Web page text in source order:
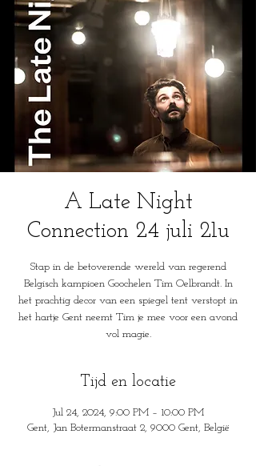
A Late Night
Connection 24 juli 21u
Stap in de betoverende wereld van regerend
Belgisch kampioen Goochelen Tim Oelbrandt. In
het prachtig decor van een spiegel tent verstopt in
het hartje Gent neemt Tim je mee voor een avond
vol magie.
Tijd en locatie
Jul 24, 2024, 9:00 PM – 10:00 PM
Gent, Jan Botermanstraat 2, 9000 Gent, België